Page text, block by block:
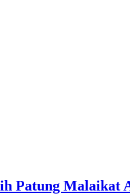
Patung Malaikat